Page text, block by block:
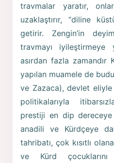
travmalar yaratır,
uzaklaştırır, “diline
getirir. Zengin’in
travmayı iyileştirmeye
asırdan fazla zamandır
yapılan muamele de
ve Zazaca), devlet eliyle
politikalarıyla
prestiji en dip dereceye
anadili ve Kürdçeye
tahribatı, çok kısıtlı
ve Kürd